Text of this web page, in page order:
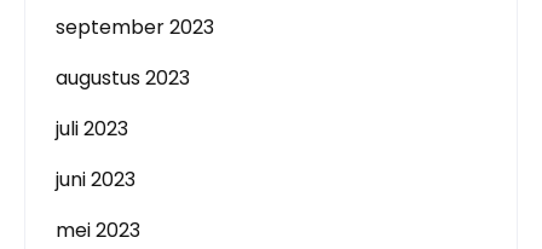
september 2023
augustus 2023
juli 2023
juni 2023
mei 2023